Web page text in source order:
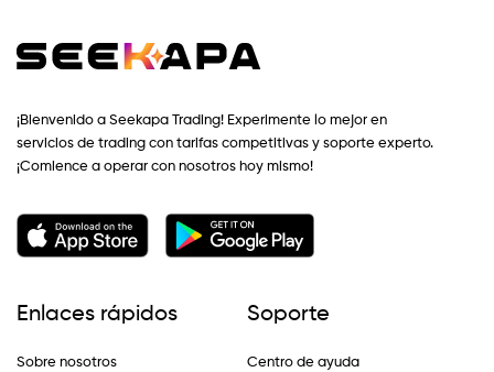
¡Bienvenido a Seekapa Trading! Experimente lo mejor en
servicios de trading con tarifas competitivas y soporte experto.
¡Comience a operar con nosotros hoy mismo!
Enlaces rápidos
Sobre nosotros
Soporte
Centro de ayuda